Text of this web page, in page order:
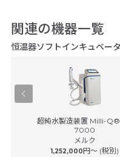
関連の機器一覧
恒温器ソフトインキュベー
超純水製造装置 Milli-
7000
メルク
1,252,000円〜 (税別)